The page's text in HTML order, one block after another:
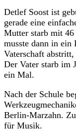
Detlef Soost ist
gerade eine
Mutter starb mit 46
musste dann in
Vaterschaft
Der Vater starb im
ein Mal.
Nach der Schule
Berlin-Marzahn.
für Musik.